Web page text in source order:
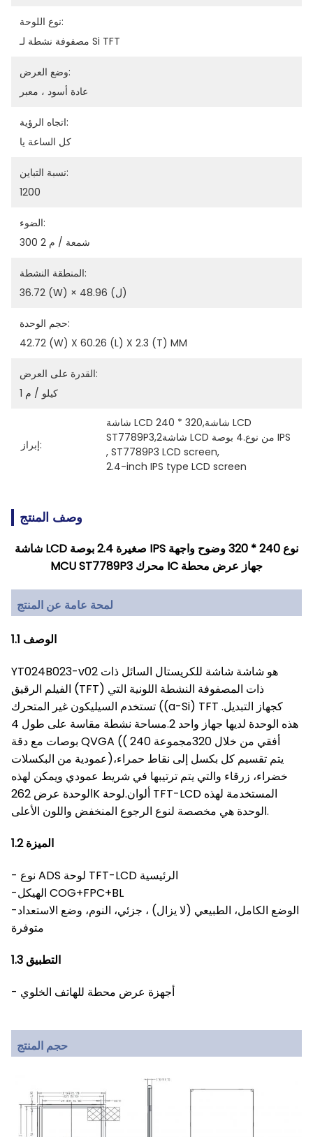
نوع اللوحة:
مصفوفة نشطة لـ Si TFT
وضع العرض:
عادة أسود ، معبر
اتجاه الرؤية:
كل الساعة يا
نسبة التباين:
1200
الضوء:
300 شمعة / م 2
المنطقة النشطة:
36.72 (W) × 48.96 (ل)
حجم الوحدة:
42.72 (W) X 60.26 (L) X 2.3 (T) MM
القدرة على العرض:
1 كيلو / م
إبراز:
شاشة LCD 240 * 320,شاشة LCD
ST7789P3,2شاشة LCD من نوع.4 بوصة IPS
, ST7789P3 LCD screen,
2.4-inch IPS type LCD screen
وصف المنتج
شاشة LCD صغيرة 2.4 بوصة IPS نوع 240 * 320 وضوح واجهة
MCU ST7789P3 محرك IC جهاز عرض محطة
لمحة عامة عن المنتج
1.1 الوصف
YT024B023-v02 هو شاشة شاشة للكريستال السائل ذات
الفيلم الرقيق (TFT) ذات المصفوفة النشطة اللونية التي
تستخدم السيليكون غير المتحرك ((a-Si) TFT كجهاز التبديل.
هذه الوحدة لديها جهاز واحد 2.مساحة نشطة مقاسة على طول 4
بوصات مع دقة QVGA (( 240 أفقي من خلال 320مجموعة
عمودية من البكسلات)يتم تقسيم كل بكسل إلى نقاط حمراء،
خضراء، زرقاء والتي يتم ترتيبها في شريط عمودي ويمكن لهذه
الوحدة عرض 262K ألوان.لوحة TFT-LCD المستخدمة لهذه
الوحدة هي مخصصة لنوع الرجوع المنخفض واللون الأعلى.
1.2 الميزة
- نوع ADS لوحة TFT-LCD الرئيسية
-الهيكل COG+FPC+BL
-الوضع الكامل، الطبيعي (لا يزال) ، جزئي، النوم، وضع الاستعداد
متوفرة
1.3 التطبيق
- أجهزة عرض محطة للهاتف الخلوي
حجم المنتج